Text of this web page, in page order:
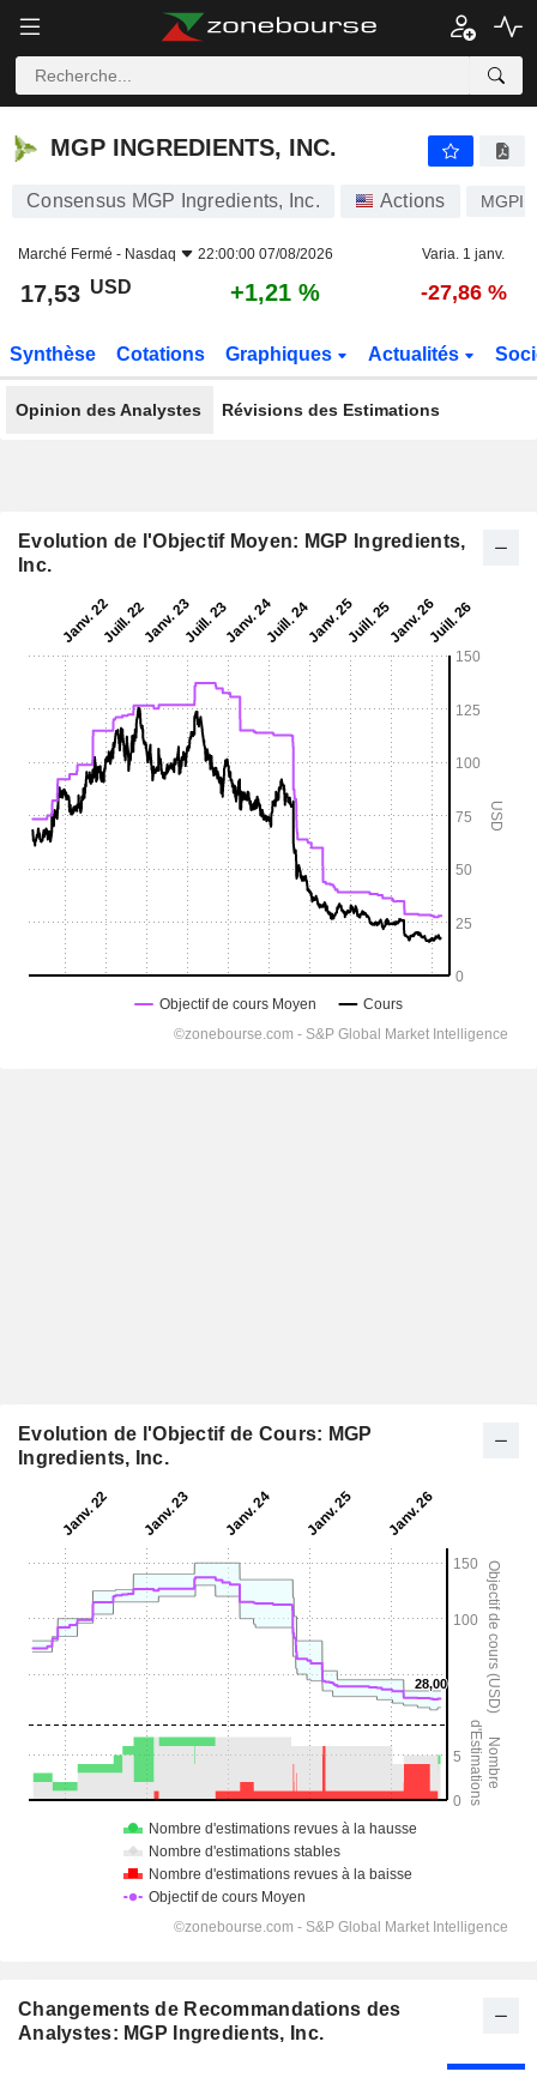
MGP INGREDIENTS, INC.
MGP INGREDIENTS, INC.
Consensus MGP Ingredients, Inc. Actions MGPI
Marché Fermé - Nasdaq 22:00:00 07/08/2026 Varia. 1 janv.
17,53 USD +1,21 % -27,86 %
Synthèse Cotations Graphiques Actualités
Opinion des Analystes Révisions des Estimations
Evolution de l'Objectif Moyen: MGP Ingredients,
Inc.
Evolution de l'Objectif de Cours: MGP
Ingredients, Inc.
Changements de Recommandations des
Analystes: MGP Ingredients, Inc.